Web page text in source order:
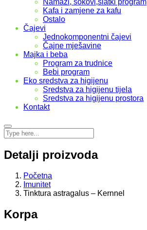
Namazi, sokovi,slatki program
Kafa i zamjene za kafu
Ostalo
Čajevi
Jednokomponentni čajevi
Čajne mješavine
Majka i beba
Program za trudnice
Bebi program
Eko sredstva za higijenu
Sredstva za higijenu tijela
Sredstva za higijenu prostora
Kontakt
Detalji proizvoda
Početna
Imunitet
Tinktura astragalus – Kernnel
Korpa